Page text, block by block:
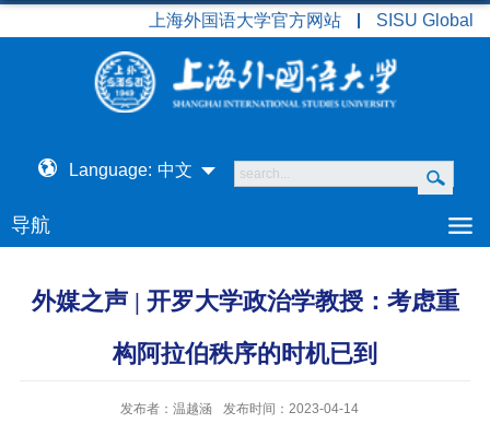
上海外国语大学官方网站 SISU Global
Language: 中文
导航
外媒之声 | 开罗大学政治学教授：考虑重
构阿拉伯秩序的时机已到
发布者：温越涵 发布时间：2023-04-14